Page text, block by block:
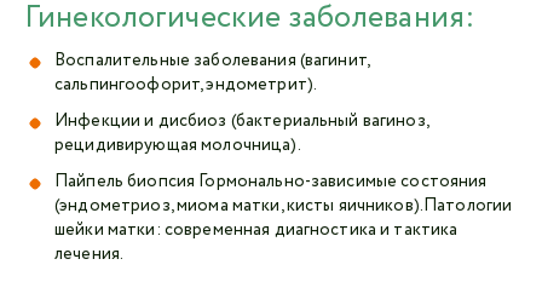
Гинекологические заболевания:
Воспалительные заболевания (вагинит,
сальпингоофорит, эндометрит).
Инфекции и дисбиоз (бактериальный вагиноз,
рецидивирующая молочница).
Пайпель биопсия Гормонально-зависимые состояния
(эндометриоз, миома матки, кисты яичников).Патологии
шейки матки: современная диагностика и тактика
лечения.